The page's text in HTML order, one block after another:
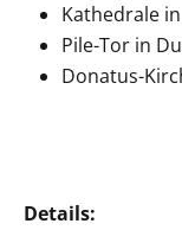
Kathedrale
Pile-Tor in
Donatus-
Details: